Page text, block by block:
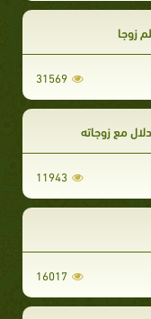
زوجا
31569
مع زوجاته
11943
16017